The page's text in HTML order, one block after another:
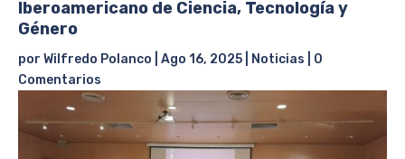
Iberoamericano de Ciencia, Tecnología y
Género
por Wilfredo Polanco Ago 16, 2025 Noticias
0
Comentarios